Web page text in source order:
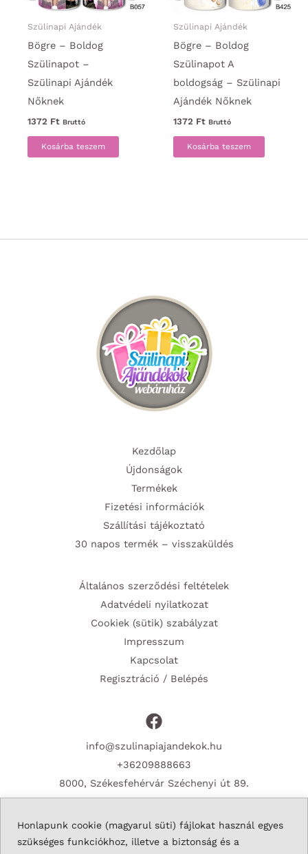
Honlapunk cookie (magyarul süti) fájlokat használ egyes
szükséges funkciókhoz, illetve a biztonság és a
Szülinapi Ajándék
Bögre – Boldog
Szülinapot –
Szülinapi Ajándék
Nőknek
1372 Ft Bruttó
Kosárba teszem
Szülinapi Ajándék
Bögre – Boldog
Szülinapot A
boldogság – Szülinapi
Ajándék Nőknek
1372 Ft Bruttó
Kosárba teszem
Kezdőlap
Újdonságok
Termékek
Fizetési információk
Szállítási tájékoztató
30 napos termék – visszaküldés
Általános szerződési feltételek
Adatvédeli nyilatkozat
Cookiek (sütik) szabályzat
Impresszum
Kapcsolat
Regisztráció / Belépés
info@szulinapiajandekok.hu
+36209888663
8000, Székesfehérvár Széchenyi út 89.